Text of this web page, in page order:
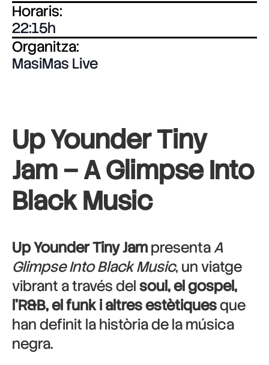
Horaris:
22:15
Organitza:
MasiMas Live
Up Younder Tiny
Jam – A Glimpse Into
Black Music
Up Younder Tiny JampresentaA
Glimpse Into Black Music, un viatge
vibrant a través delsoul, el gospel,
l’R&B, el funk i altres estètiquesque
han definit la història de la música
negra.